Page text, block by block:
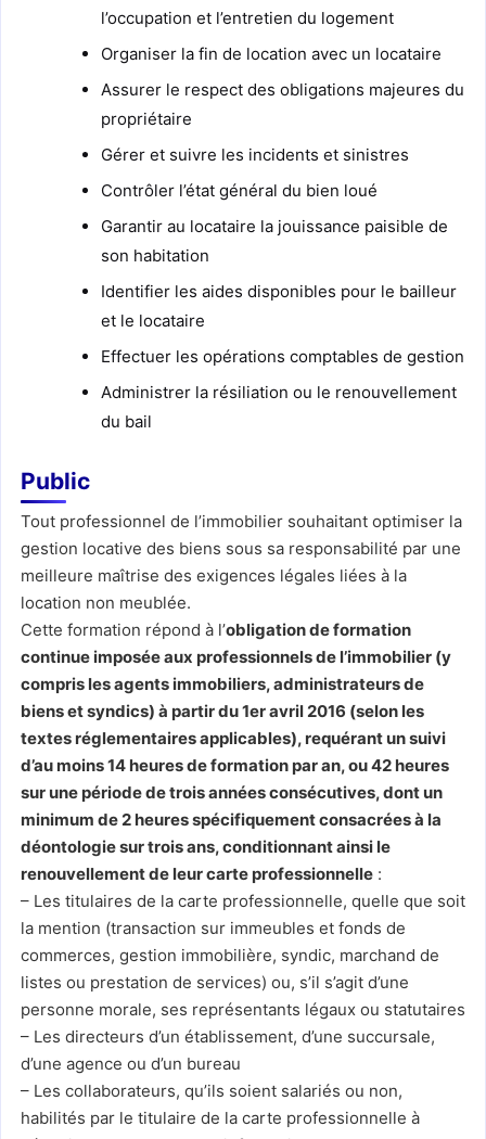
l’occupation et l’entretien du logement
Organiser la fin de location avec un locataire
Assurer le respect des obligations majeures du
propriétaire
Gérer et suivre les incidents et sinistres
Contrôler l’état général du bien loué
Garantir au locataire la jouissance paisible de
son habitation
Identifier les aides disponibles pour le bailleur
et le locataire
Effectuer les opérations comptables de gestion
Administrer la résiliation ou le renouvellement
du bail
Public
Tout professionnel de l’immobilier souhaitant optimiser la
gestion locative des biens sous sa responsabilité par une
meilleure maîtrise des exigences légales liées à la
location non meublée.
Cette formation répond à l’obligation de formation
continue imposée aux professionnels de l’immobilier (y
compris les agents immobiliers, administrateurs de
biens et syndics) à partir du 1er avril 2016 (selon les
textes réglementaires applicables), requérant un suivi
d’au moins 14 heures de formation par an, ou 42 heures
sur une période de trois années consécutives, dont un
minimum de 2 heures spécifiquement consacrées à la
déontologie sur trois ans, conditionnant ainsi le
renouvellement de leur carte professionnelle :
– Les titulaires de la carte professionnelle, quelle que soit
la mention (transaction sur immeubles et fonds de
commerces, gestion immobilière, syndic, marchand de
listes ou prestation de services) ou, s’il s’agit d’une
personne morale, ses représentants légaux ou statutaires
– Les directeurs d’un établissement, d’une succursale,
d’une agence ou d’un bureau
– Les collaborateurs, qu’ils soient salariés ou non,
habilités par le titulaire de la carte professionnelle à